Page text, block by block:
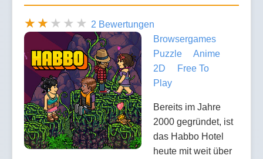
2 Bewertungen
Browsergames
Puzzle
Anime
2D
Free To
Play
Bereits im Jahre
2000 gegründet, ist
das Habbo Hotel
heute mit weit über